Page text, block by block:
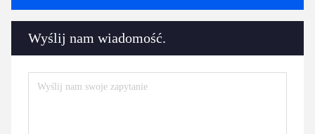
Wyślij nam wiadomość.